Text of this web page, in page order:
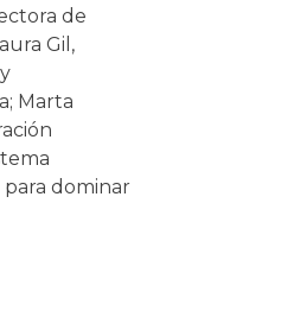
de
Gil,
Marta
dominar